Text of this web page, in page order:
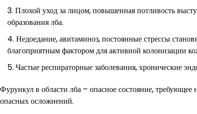
Плохой уход за лицом, повышенная потливость
образования лба.
Недоедание, авитаминоз, постоянные стрессы
благоприятным фактором для активной колонизации
Частые респираторные заболевания, хронические
Фурункул в области лба – опасное состояние,
опасных осложнений.